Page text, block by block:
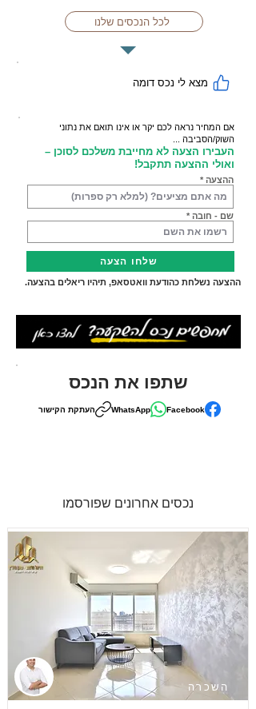
לכל הנכסים שלנו
מצא לי נכס דומה
אם המחיר נראה לכם יקר או אינו תואם את נתוני
השוק/הסביבה ...
העבירו הצעה לא מחייבת משלכם לסוכן –
ואולי ההצעה תתקבל!
ההצעה
שם - חובה
שלחו הצעה
ההצעה נשלחת כהודעת וואטסאפ, תיהיו ריאלים בהצעה.
שתפו את הנכס
Facebook
WhatsApp העתקת הקישור
נכסים אחרונים שפורסמו
השכרה